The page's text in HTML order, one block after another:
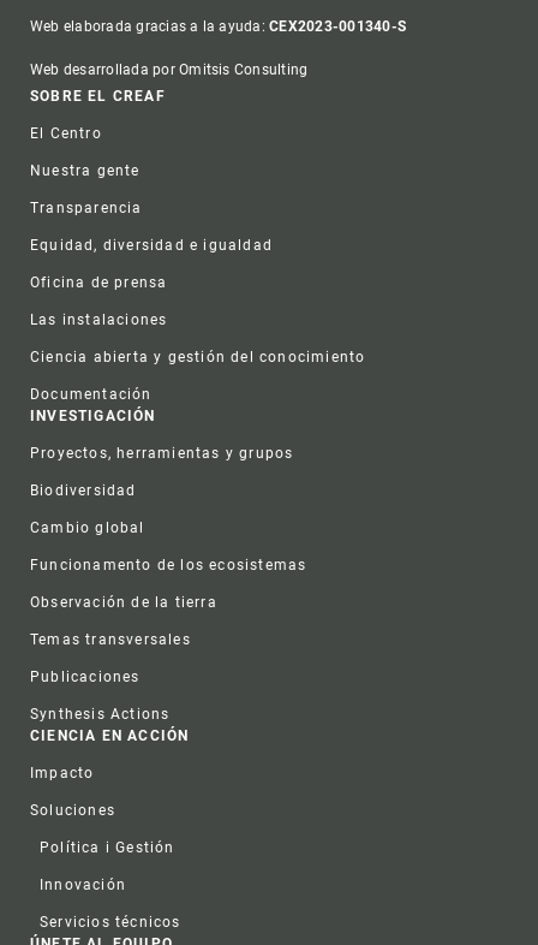
Web elaborada gracias a la ayuda:CEX2023-001340-S
Web desarrollada por Omitsis Consulting
Footer
SOBRE EL CREAF
El Centro
Nuestra gente
Transparencia
Equidad, diversidad e igualdad
Oficina de prensa
Las instalaciones
Ciencia abierta y gestión del conocimiento
Documentación
INVESTIGACIÓN
Proyectos, herramientas y grupos
Biodiversidad
Cambio global
Funcionamento de los ecosistemas
Observación de la tierra
Temas transversales
Publicaciones
Synthesis Actions
CIENCIA EN ACCIÓN
Impacto
Soluciones
Política i Gestión
Innovación
Servicios técnicos